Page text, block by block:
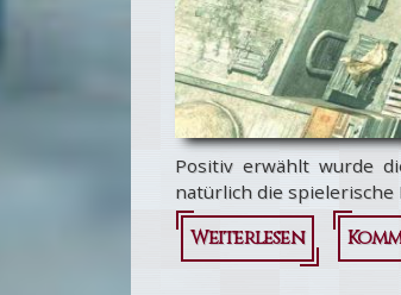
Positiv erwählt wurde
natürlich die
Weiterlesen
über